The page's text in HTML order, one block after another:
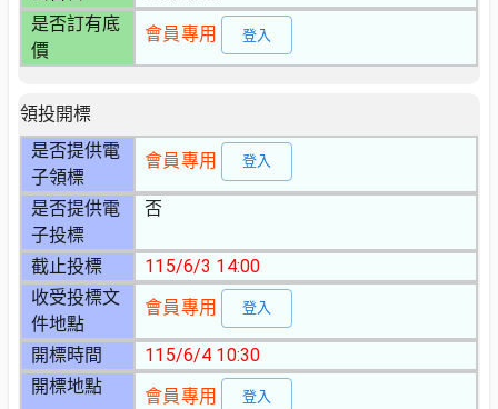
是否訂有底
價
會員專用 登入
領投開標
是否提供電
子領標
會員專用 登入
是否提供電
子投標
否
截止投標
115/6/3 14:00
收受投標文
件地點
會員專用 登入
開標時間
115/6/4 10:30
開標地點
會員專用 登入